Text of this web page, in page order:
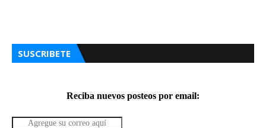
SUSCRIBETE
Reciba nuevos posteos por email: